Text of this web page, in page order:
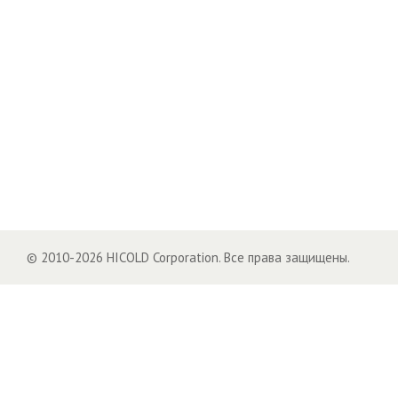
© 2010-2026 HICOLD Corporation. Все права защищены.